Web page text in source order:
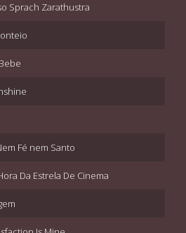
Sprach Zarathustra
Fé nem Santo
Da Estrela De Cinema